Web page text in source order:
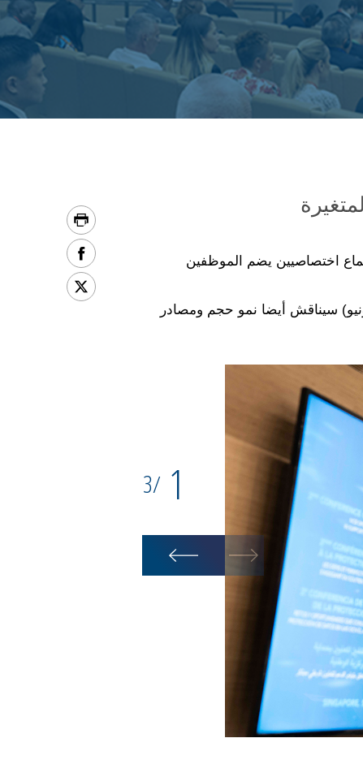
اختصاصيين يضم الموظفين
الإنتربول العالمي للابتكار في سنغافورة على مدى يومين (5 و6 حزيران/يونيو) سيناقش أيضا نمو حجم ومصادر
1
/
3